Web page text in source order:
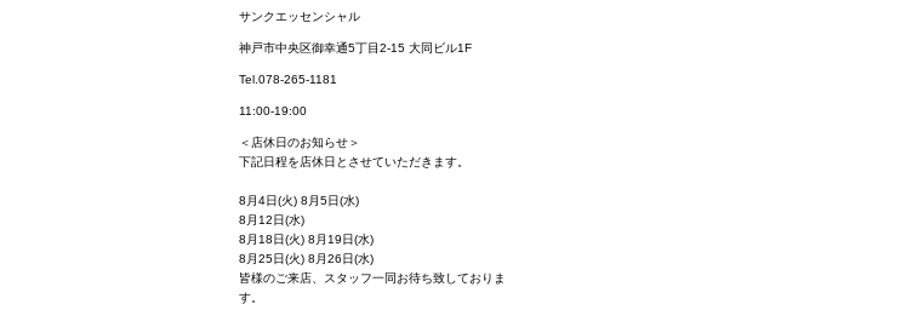
サンクエッセンシャル
神戸市中央区御幸通5丁目2-15 大同ビル1F
Tel.078-265-1181
11:00-19:00
＜店休日のお知らせ＞
下記日程を店休日とさせていただきます。
8月4日(火) 8月5日(水)
8月12日(水)
8月18日(火) 8月19日(水)
8月25日(火) 8月26日(水)
皆様のご来店、スタッフ一同お待ち致しておりま
す。